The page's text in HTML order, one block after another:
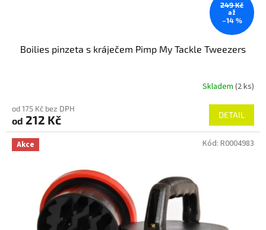
249 Kč
až
–14 %
Boilies pinzeta s kráječem Pimp My Tackle Tweezers
Skladem (2 ks)
od 175 Kč bez DPH
od 212 Kč DETAIL
Akce Kód: R0004983